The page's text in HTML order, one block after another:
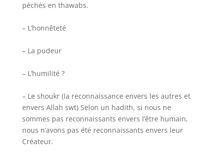
péchés en thawabs.
– L’honnêteté
– La pudeur
– L’humilité ?
– Le shoukr (la reconnaissance envers les autres et
envers Allah swt) Selon un hadith, si nous ne
sommes pas reconnaissants envers l’être humain,
nous n’avons pas été reconnaissants envers leur
Créateur.